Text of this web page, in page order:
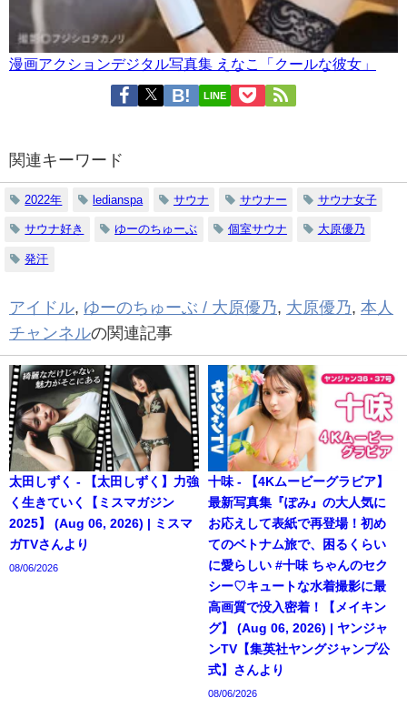
漫画アクションデジタル写真集 えなこ「クールな彼女」
LINE
関連キーワード
2022年 ledianspa サウナ サウナー サウナ女子
サウナ好き ゆーのちゅーぶ 個室サウナ 大原優乃
発汗
アイドル, ゆーのちゅーぶ / 大原優乃, 大原優乃, 本人
チャンネルの関連記事
太田しずく - 【太田しずく】力強
く生きていく【ミスマガジン
2025】 (Aug 06, 2026) | ミスマ
ガTVさんより
08/06/2026
十味 - 【4Kムービーグラビア】
最新写真集『ぽみ』の大人気に
お応えして表紙で再登場！初め
てのベトナム旅で、困るくらい
に愛らしい #十味 ちゃんのセク
シー♡キュートな水着撮影に最
高画質で没入密着！【メイキン
グ】 (Aug 06, 2026) | ヤンジャ
ンTV【集英社ヤングジャンプ公
式】さんより
08/06/2026